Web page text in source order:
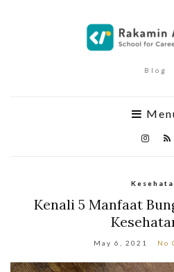
Blog
Kenali 5 Manfaat
May 6, 2021 No